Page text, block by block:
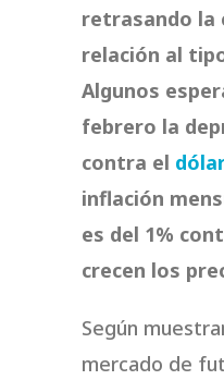
retrasando la
relación al
Algunos
febrero la
contra el
inflación
es del 1%
crecen los
Según
mercado de